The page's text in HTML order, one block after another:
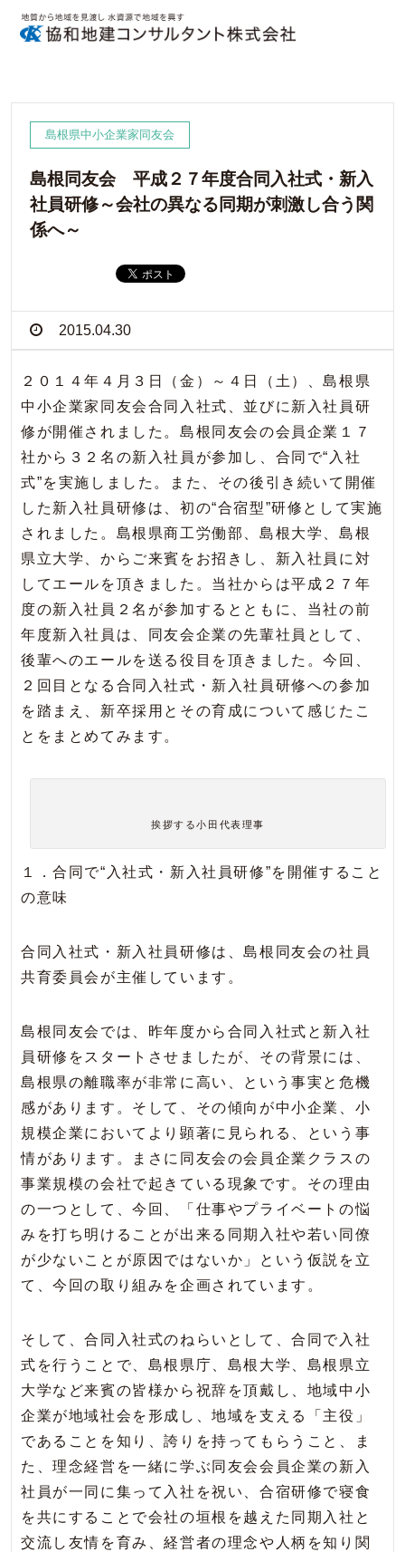
島根県中小企業家同友会
島根同友会 平成２７年度合同入社式・新入
社員研修～会社の異なる同期が刺激し合う関
係へ～
2015.04.30
２０１４年４月３日（金）～４日（土）、島根県
中小企業家同友会合同入社式、並びに新入社員研
修が開催されました。島根同友会の会員企業１７
社から３２名の新入社員が参加し、合同で“入社
式”を実施しました。また、その後引き続いて開催
した新入社員研修は、初の“合宿型”研修として実施
されました。島根県商工労働部、島根大学、島根
県立大学、からご来賓をお招きし、新入社員に対
してエールを頂きました。当社からは平成２７年
度の新入社員２名が参加するとともに、当社の前
年度新入社員は、同友会企業の先輩社員として、
後輩へのエールを送る役目を頂きました。今回、
２回目となる合同入社式・新入社員研修への参加
を踏まえ、新卒採用とその育成について感じたこ
とをまとめてみます。
挨拶する小田代表理事
１．合同で“入社式・新入社員研修”を開催すること
の意味
合同入社式・新入社員研修は、島根同友会の社員
共育委員会が主催しています。
島根同友会では、昨年度から合同入社式と新入社
員研修をスタートさせましたが、その背景には、
島根県の離職率が非常に高い、という事実と危機
感があります。そして、その傾向が中小企業、小
規模企業においてより顕著に見られる、という事
情があります。まさに同友会の会員企業クラスの
事業規模の会社で起きている現象です。その理由
の一つとして、今回、「仕事やプライベートの悩
みを打ち明けることが出来る同期入社や若い同僚
が少ないことが原因ではないか」という仮説を立
て、今回の取り組みを企画されています。
そして、合同入社式のねらいとして、合同で入社
式を行うことで、島根県庁、島根大学、島根県立
大学など来賓の皆様から祝辞を頂戴し、地域中小
企業が地域社会を形成し、地域を支える「主役」
であることを知り、誇りを持ってもらうこと、ま
た、理念経営を一緒に学ぶ同友会会員企業の新入
社員が一同に集って入社を祝い、合宿研修で寝食
を共にすることで会社の垣根を越えた同期入社と
交流し友情を育み、経営者の理念や人柄を知り関